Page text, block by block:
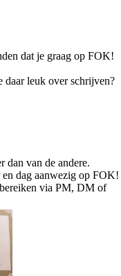
dat je graag op FOK!
daar leuk over schrijven?
dan van de andere.
en dag aanwezig op FOK!
via PM, DM of